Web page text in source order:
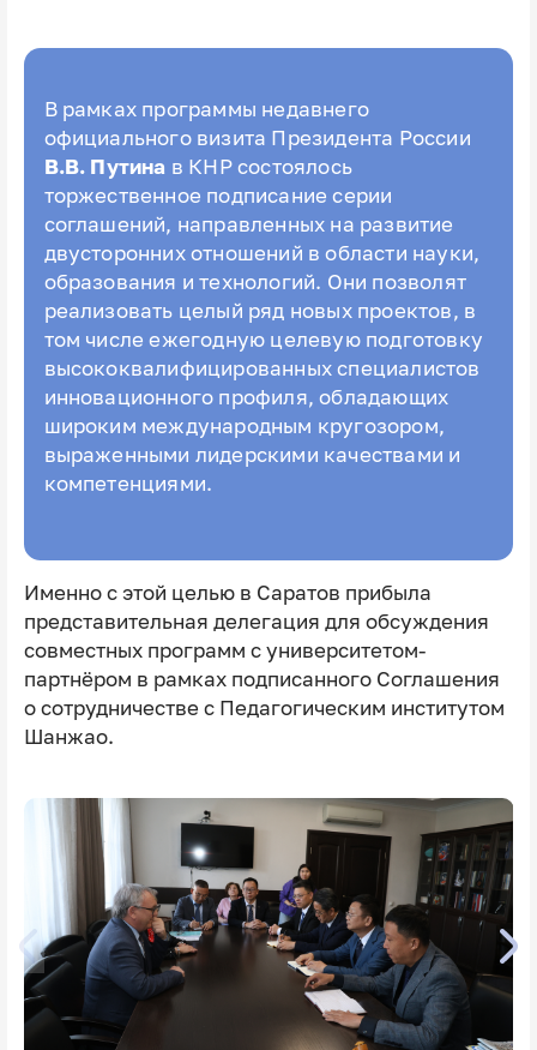
В рамках программы недавнего
официального визита Президента России
В.В. Путина в КНР состоялось
торжественное подписание серии
соглашений, направленных на развитие
двусторонних отношений в области науки,
образования и технологий. Они позволят
реализовать целый ряд новых проектов, в
том числе ежегодную целевую подготовку
высококвалифицированных специалистов
инновационного профиля, обладающих
широким международным кругозором,
выраженными лидерскими качествами и
компетенциями.
Именно с этой целью в Саратов прибыла
представительная делегация для обсуждения
совместных программ с университетом-
партнёром в рамках подписанного Соглашения
о сотрудничестве с Педагогическим институтом
Шанжао.